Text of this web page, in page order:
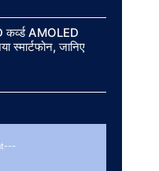
AMOLED
स्मार्टफोन, जानिए